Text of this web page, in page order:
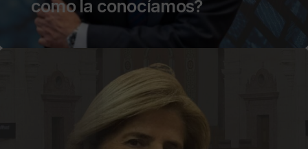
como la conocíamos?